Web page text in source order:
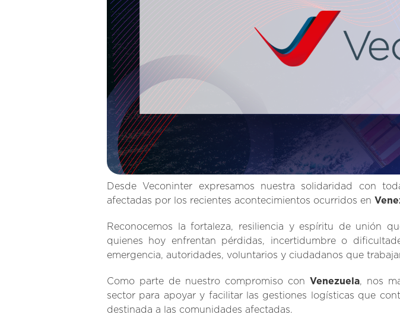
Desde Veconinter expresamos nuestra solidaridad con
afectadas por los recientes acontecimientos ocurridos en
Reconocemos la fortaleza, resiliencia y espíritu de unión
quienes hoy enfrentan pérdidas, incertidumbre o
emergencia, autoridades, voluntarios y ciudadanos que
Como parte de nuestro compromiso con Venezuela, nos
sector para apoyar y facilitar las gestiones logísticas que
destinada a las comunidades afectadas.